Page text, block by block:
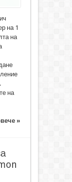
на 1
на
на
»